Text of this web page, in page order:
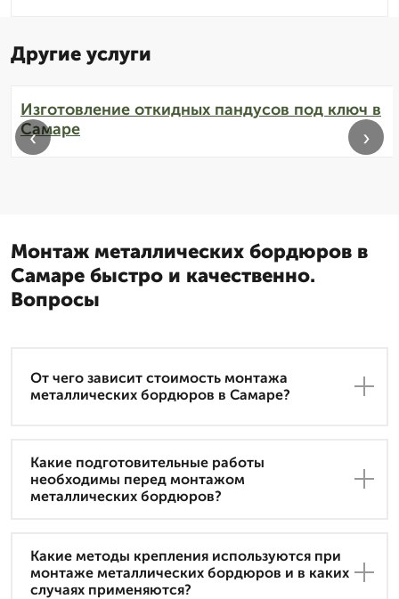
Другие услуги
Изготовление откидных пандусов под ключ в
Самаре
‹ ›
Монтаж металлических бордюров в
Самаре быстро и качественно.
Вопросы
От чего зависит стоимость монтажа
металлических бордюров в Самаре?
Какие подготовительные работы
необходимы перед монтажом
металлических бордюров?
Какие методы крепления используются при
монтаже металлических бордюров и в каких
случаях применяются?